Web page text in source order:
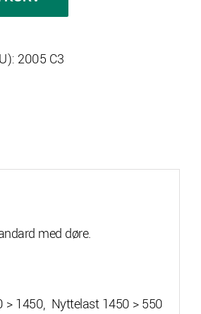
2005 C3
med døre.
1450, Nyttelast 1450 > 550